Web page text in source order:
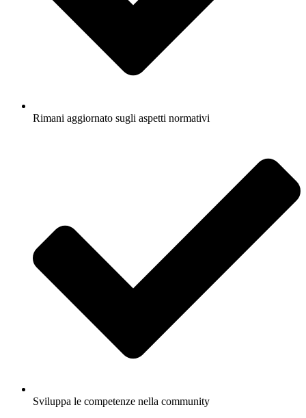
Rimani aggiornato sugli aspetti normativi
Sviluppa le competenze nella community